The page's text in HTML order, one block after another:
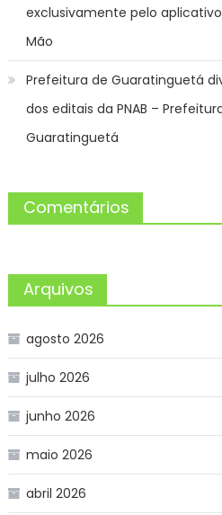
exclusivamente pelo
Mão
Prefeitura de Guaratinguetá
dos editais da PNAB –
Guaratinguetá
Comentários
Arquivos
agosto 2026
julho 2026
junho 2026
maio 2026
abril 2026